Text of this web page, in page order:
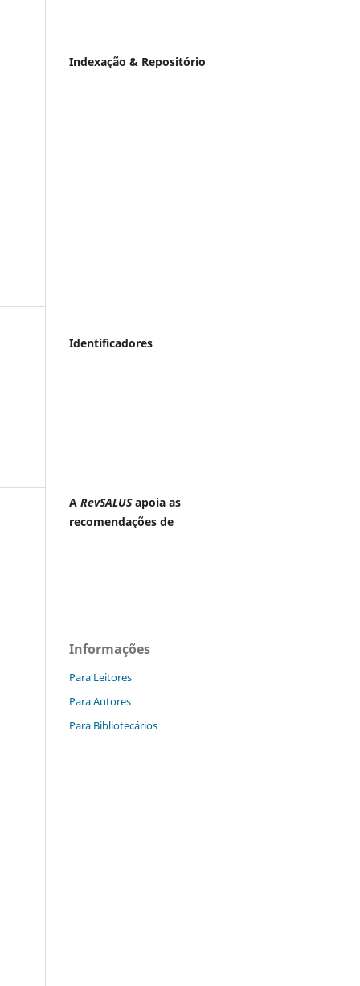
Indexação & Repositório
Identificadores
A RevSALUSapoia as
recomendações de
Informações
Para Leitores
Para Autores
Para Bibliotecários